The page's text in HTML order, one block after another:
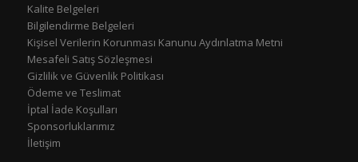
Kalite Belgeleri
Bilgilendirme Belgeleri
Kişisel Verilerin Korunması Kanunu Aydınlatma Metni
Mesafeli Satış Sözleşmesi
Gizlilik ve Güvenlik Politikası
Ödeme ve Teslimat
İptal İade Koşulları
Sponsorluklarımız
İletişim